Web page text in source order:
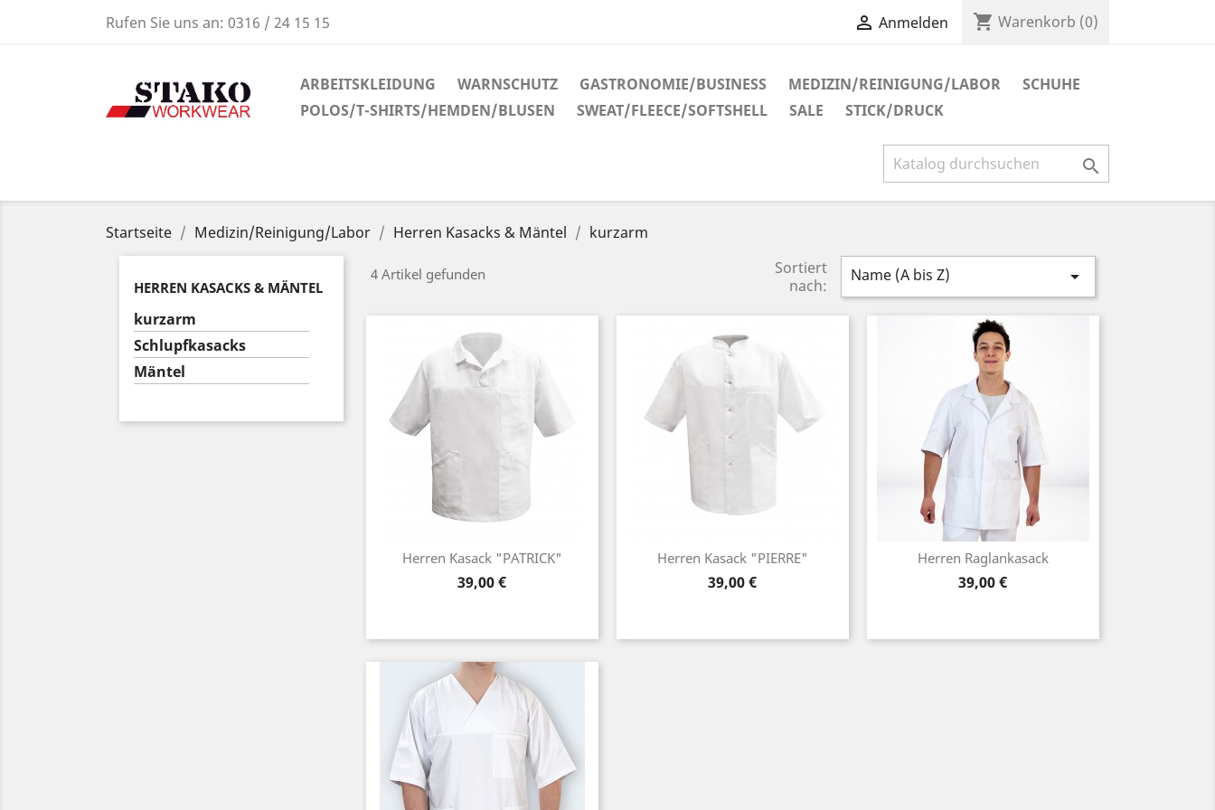
Rufen Sie uns an: 0316 / 24 15 15  Anmelden shopping_cart Warenkorb (0)
ARBEITSKLEIDUNG WARNSCHUTZ GASTRONOMIE/BUSINESS MEDIZIN/REINIGUNG/LABOR
SCHUHE
POLOS/T-SHIRTS/HEMDEN/BLUSEN
SWEAT/FLEECE/SOFTSHELL SALE STICK/DRUCK

Startseite Medizin/Reinigung/Labor Herren Kasacks & Mäntel kurzarm
HERREN KASACKS & MÄNTEL
kurzarm
Schlupfkasacks
Mäntel
4 Artikel gefunden
Sortiert
nach:
Name (A bis Z) 
Herren Kasack "PATRICK"
Preis
39,00 €
Herren Kasack "PIERRE"
Preis
39,00 €
Herren Raglankasack
Preis
39,00 €